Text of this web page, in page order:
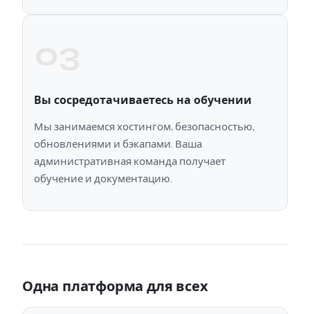
Вы сосредотачиваетесь на обучении
Мы занимаемся хостингом, безопасностью,
обновлениями и бэкапами. Ваша
административная команда получает
обучение и документацию.
Одна платформа для всех